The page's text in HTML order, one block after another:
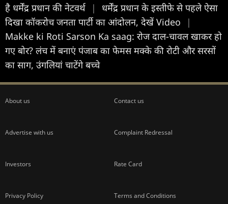
है धर्मेंद्र प्रधान की नेटवर्थ
|
धर्मेंद्र प्रधान के इस्तीफे से पहले ऐसा
दिखा कॉकरोच जनता पार्टी का आंदोलन, देखें Video
|
Makke ki Roti Sarson Ka saag: रोज दाल-चावल खाकर हो
गए बोर? लंच में बनाएं पंजाब का फेमस मक्के की रोटी और सरसों
का साग, उंगलियां चाटेंगे बच्चे
About us Contact us
Advertise with us Complaint Redressal
Investors Rate Card
Privacy Policy Terms and Conditions